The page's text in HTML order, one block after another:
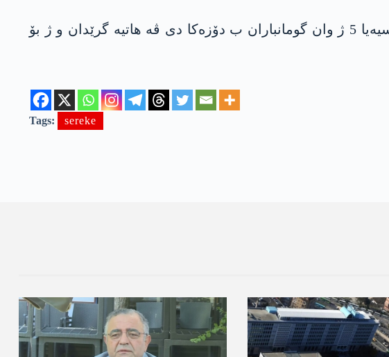
ژ وان بەرگومانان 2 کەس ب تاوانێن بریندارکرنا ب قەست و گەف کرنێ ھاتنە گرتن. دۆسیەیا 5 ژ وان گومانباران ب دۆزەکا دی ڤە ھاتیە گرێدان و ژ بۆ
Tags: sereke